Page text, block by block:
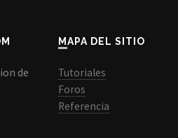
de
MAPA DEL SITIO
Tutoriales
Foros
Referencia